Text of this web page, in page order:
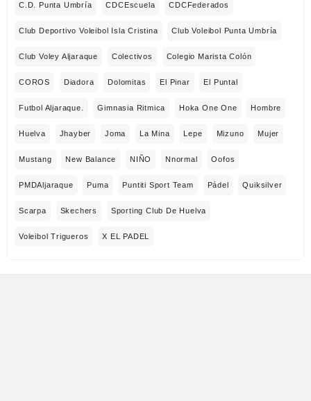
C.D. Punta Umbría CDCEscuela CDCFederados
Club Deportivo Voleibol Isla Cristina Club Voleibol Punta Umbría
Club Voley Aljaraque Colectivos Colegio Marista Colón
COROS Diadora Dolomitas El Pinar El Puntal
Futbol Aljaraque. Gimnasia Ritmica Hoka One One Hombre
Huelva Jhayber Joma La Mina Lepe Mizuno Mujer
Mustang New Balance NIÑO Nnormal Oofos
PMDAljaraque Puma Puntiti Sport Team Pádel Quiksilver
Scarpa Skechers Sporting Club De Huelva
Voleibol Trigueros X EL PADEL